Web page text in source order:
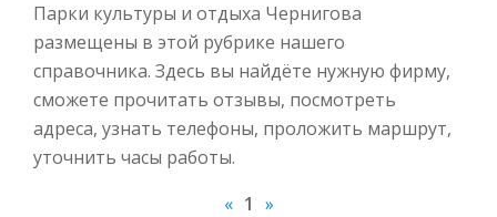
Парки культуры и отдыха Чернигова
размещены в этой рубрике нашего
справочника. Здесь вы найдёте нужную фирму,
сможете прочитать отзывы, посмотреть
адреса, узнать телефоны, проложить маршрут,
уточнить часы работы.
« 1 »